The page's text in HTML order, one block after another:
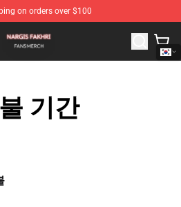
on orders over $100
- Official Nargis Fakhri Merchandise
기간